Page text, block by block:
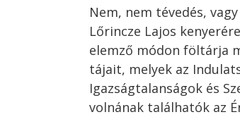
Nem, nem tévedés,
Lőrincze Lajos
elemző módon föltárja
tájait, melyek az
Igazságtalanságok és
volnának találhatók az